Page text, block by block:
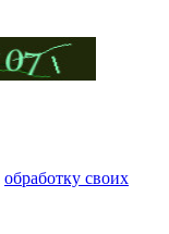
обработку своих